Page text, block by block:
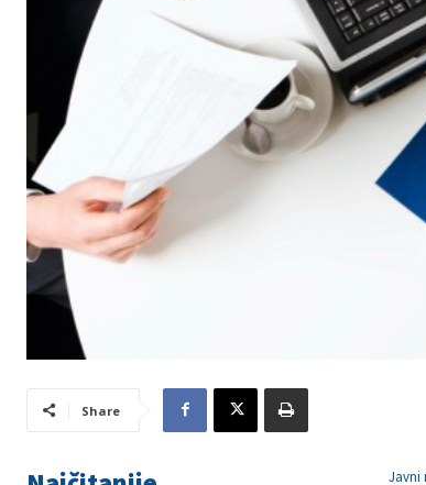
Share
Javni